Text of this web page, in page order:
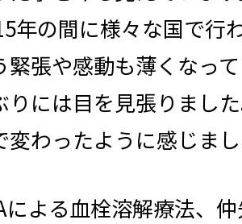
年の間に様々な国で行
緊張や感動も薄くなっ
りには目を見張りまし
変わったように感じま
による血栓溶解療法、